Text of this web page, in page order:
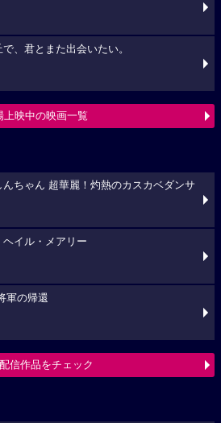
、君とまた出会いたい。
上映中の映画一覧
ちゃん 超華麗！灼熱のカスカベダンサ
ヘイル・メアリー
軍の帰還
信作品をチェック